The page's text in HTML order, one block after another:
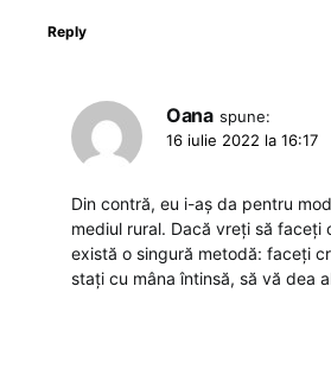
Reply
Oana spune:
16 iulie 2022 la 16:17
Din contră, eu i-aș da pentru
mediul rural. Dacă vreți să faceți
există o singură metodă: faceți
stați cu mâna întinsă, să vă dea